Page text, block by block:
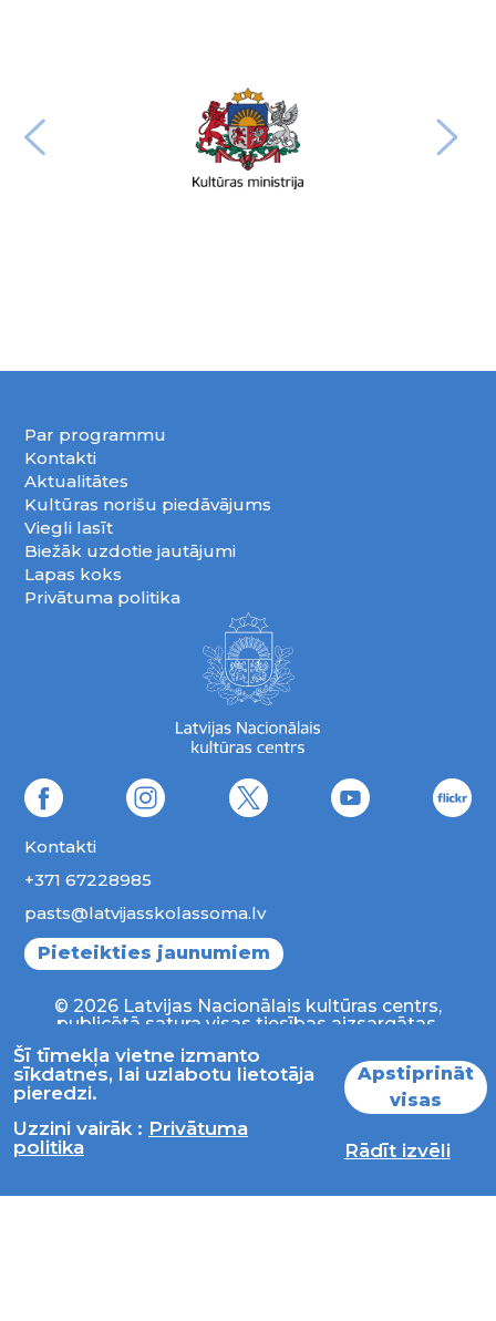
Par programmu
Kontakti
Aktualitātes
Kultūras norišu piedāvājums
Viegli lasīt
Biežāk uzdotie jautājumi
Lapas koks
Privātuma politika
Kontakti
+371 67228985
pasts@latvijasskolassoma.lv
Pieteikties jaunumiem
© 2026 Latvijas Nacionālais kultūras centrs,
publicētā satura visas tiesības aizsargātas.
Šī tīmekļa vietne izmanto
sīkdatnes, lai uzlabotu lietotāja
pieredzi.
Uzzini vairāk : Privātuma
politika
Apstiprināt
visas
Rādīt izvēli